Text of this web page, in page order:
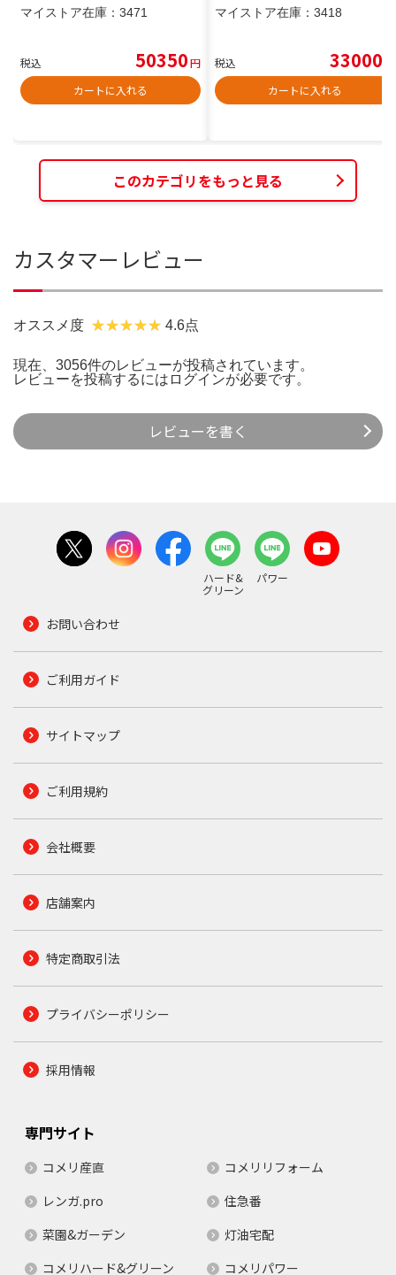
マイストア在庫： 3471
税込 50350円
カートに入れる
マイストア在庫： 3418
税込 33000
カートに入れる
このカテゴリをもっと見る
カスタマーレビュー
オススメ度 4.6点
現在、3056件のレビューが投稿されています。
レビューを投稿するには ログインが必要です。
レビューを書く
ハード&
グリーン
パワー
お問い合わせ
ご利用ガイド
サイトマップ
ご利用規約
会社概要
店舗案内
特定商取引法
プライバシーポリシー
採用情報
専門サイト
コメリ産直
コメリリフォーム
レンガ.pro
住急番
菜園&ガーデン
灯油宅配
コメリハード&グリーン
コメリパワー